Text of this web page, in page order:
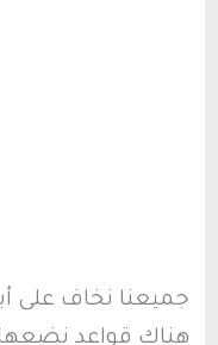
جميعنا نخاف على
هناك قواعد